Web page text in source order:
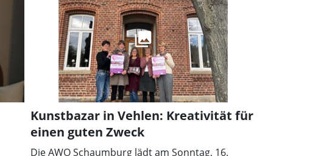
Kunstbazar in Vehlen: Kreativität für
einen guten Zweck
Die AWO Schaumburg lädt am Sonntag, 16.